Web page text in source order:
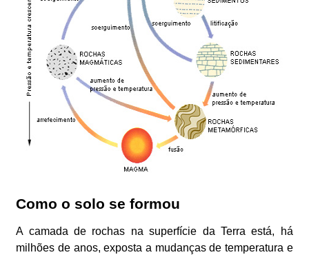
Como o solo se formou
A camada de rochas na superfície da Terra está, há
milhões de anos, exposta a mudanças de temperatura e